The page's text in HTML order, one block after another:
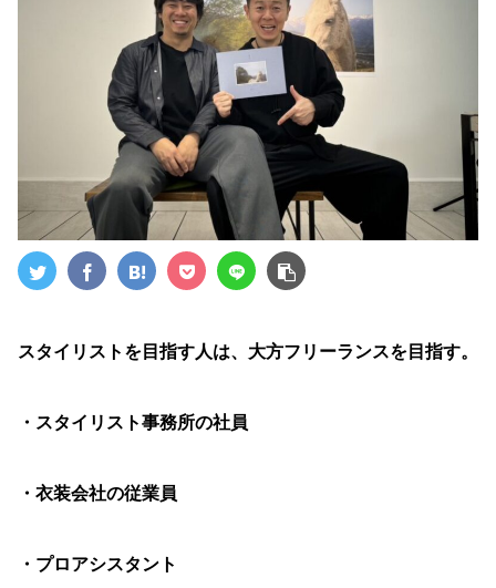
スタイリストを目指す人は、大方フリーランスを目指す。
・スタイリスト事務所の社員
・衣装会社の従業員
・プロアシスタント